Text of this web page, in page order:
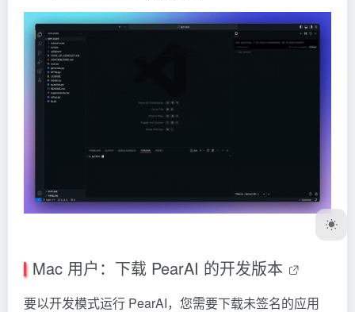
Mac 用户：下载 PearAI 的开发版本
要以开发模式运行 PearAI，您需要下载未签名的应用